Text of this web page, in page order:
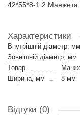
42*55*8-1.2 Манжета
Характеристики
Внутрішній діаметр, мм
Зовнішній діаметр, мм
Товар
Ширина, мм
8 мм
Відгуки (0)